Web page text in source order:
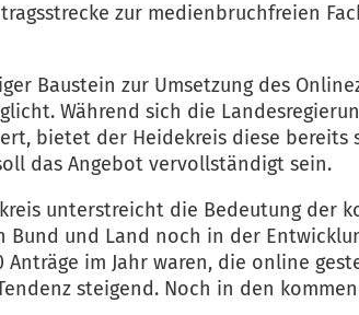
zur medienbruchfreien
Baustein zur Umsetzung des
Während sich die
bietet der Heidekreis diese bereits
das Angebot vervollständigt sein.
unterstreicht die Bedeutung der
und Land noch in der
im Jahr waren, die online
steigend. Noch in den